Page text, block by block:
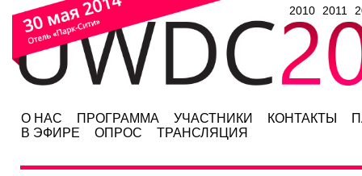
2010 2011
О НАС ПРОГРАММА УЧАСТНИКИ КОНТАКТЫ
В ЭФИРЕ
ОПРОС ТРАНСЛЯЦИЯ